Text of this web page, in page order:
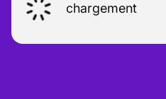
chargement